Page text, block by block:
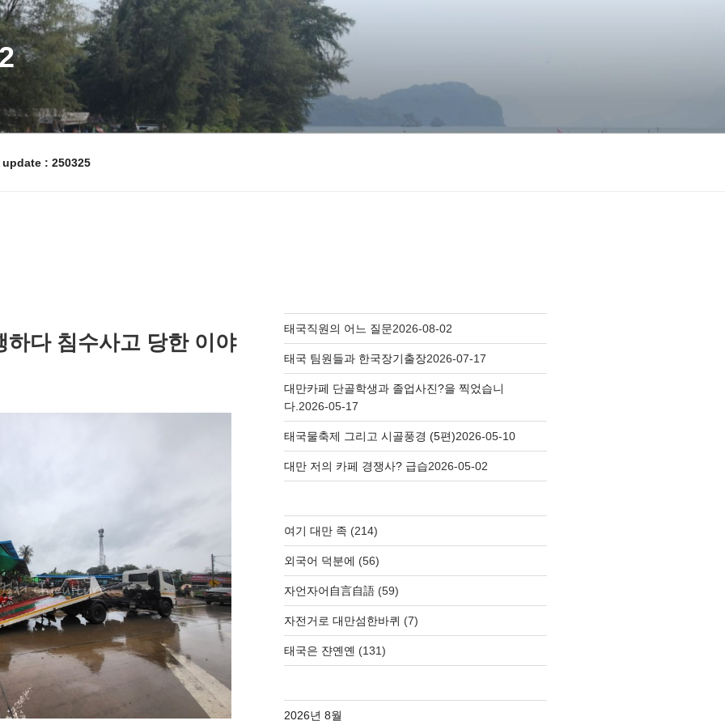
update : 250325
다 침수사고 당한 이야
태국직원의 어느 질문2026-08-02
태국 팀원들과 한국장기출장2026-07-17
대만카페 단골학생과 졸업사진?을 찍었습니
다. 2026-05-17
태국물축제 그리고 시골풍경 (5편)2026-05-10
대만 저의 카페 경쟁사? 급습2026-05-02
여기 대만 족 (214)
외국어 덕분에 (56)
자언자어自言自語(59)
자전거로 대만섬한바퀴 (7)
태국은 쟌옌옌 (131)
2026년 8월